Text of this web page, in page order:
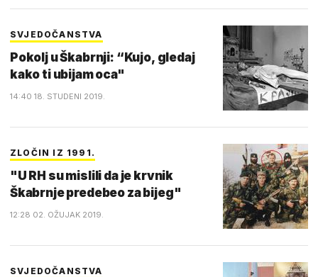
SVJEDOČANSTVA
Pokolj u Škabrnji: “Kujo, gledaj
kako ti ubijam oca"
14:40 18. STUDENI 2019.
ZLOČIN IZ 1991.
"U RH su mislili da je krvnik
Škabrnje predebeo za bijeg"
12:28 02. OŽUJAK 2019.
SVJEDOČANSTVA